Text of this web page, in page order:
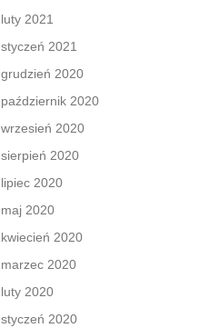
luty 2021
styczeń 2021
grudzień 2020
październik 2020
wrzesień 2020
sierpień 2020
lipiec 2020
maj 2020
kwiecień 2020
marzec 2020
luty 2020
styczeń 2020